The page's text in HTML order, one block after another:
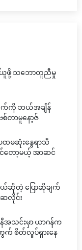
ယူဖို့ သဘောတူညီမှု
ထွက်ကို ဘယ်အချိန်
တာမူနော့ဇ်
မဆုံးနွေရာသီ
င်တော့မယ့် အာဆင်
ယ်ဆိုတဲ့ ပြောဆိုချက်
လိုင်း
နီအသင်းမှာ ယာဂန်က
စိတ်လှုပ်ရှားနေ